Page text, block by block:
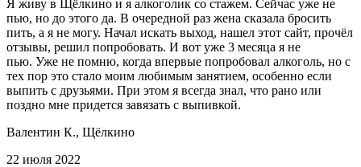
Я живу в Щёлкино и я алкоголик со стажем. Сейчас уже не
пью, но до этого да. В очередной раз жена сказала бросить
пить, а я не могу. Начал искать выход, нашел этот сайт, прочёл
отзывы, решил попробовать. И вот уже 3 месяца я не
пью. Уже не помню, когда впервые попробовал алкоголь, но с
тех пор это стало моим любимым занятием, особенно если
выпить с друзьями. При этом я всегда знал, что рано или
поздно мне придется завязать с выпивкой.
Валентин К., Щёлкино
22 июля 2022